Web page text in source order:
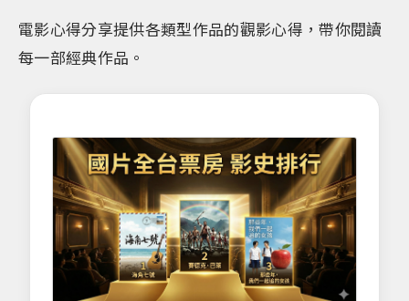
電影心得分享提供各類型作品的觀影心得，帶你閱讀
每一部經典作品。